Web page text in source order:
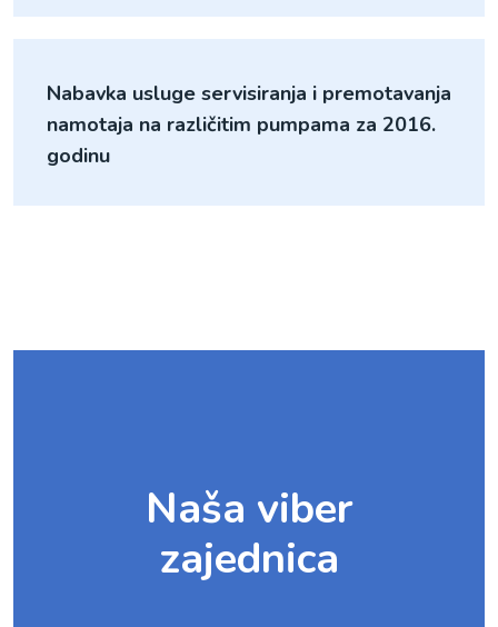
Nabavka usluge servisiranja i premotavanja
namotaja na različitim pumpama za 2016.
godinu
Naša viber
zajednica